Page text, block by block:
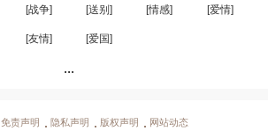
[战争] [送别] [情感] [爱情]
[友情] [爱国]
...
免责声明 隐私声明 版权声明 网站动态